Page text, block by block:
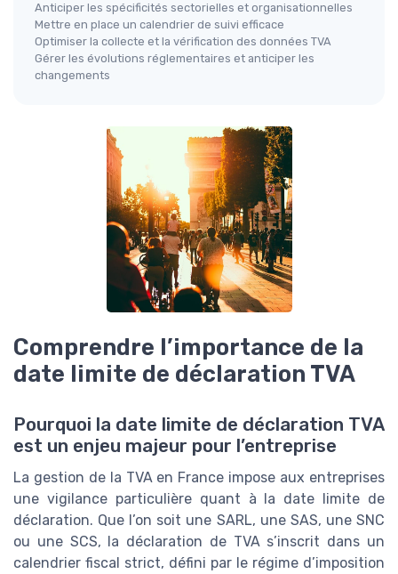
Anticiper les spécificités sectorielles et organisationnelles
Mettre en place un calendrier de suivi efficace
Optimiser la collecte et la vérification des données TVA
Gérer les évolutions réglementaires et anticiper les
changements
Comprendre l’importance de la
date limite de déclaration TVA
Pourquoi la date limite de déclaration TVA
est un enjeu majeur pour l’entreprise
La gestion de la TVA en France impose aux entreprises
une vigilance particulière quant à la date limite de
déclaration. Que l’on soit une SARL, une SAS, une SNC
ou une SCS, la déclaration de TVA s’inscrit dans un
calendrier fiscal strict, défini par le régime d’imposition